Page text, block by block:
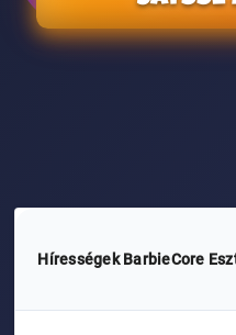
Hírességek BarbieCore